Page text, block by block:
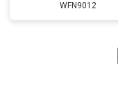
WFN9012